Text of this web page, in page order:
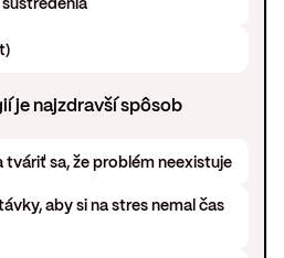
je najzdravší spôsob
sa, že problém neexistuje
aby si na stres nemal čas